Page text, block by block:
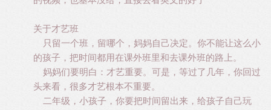
关于才艺班
只留一个班，留哪个，妈妈自己决定。你不能让这么小
的孩子，把时间都用在课外班里和去课外班的路上。
妈妈们要明白：才艺重要。可是，等过了几年，你回过
头来看，很多才艺根本不重要。
二年级，小孩子，你要把时间留出来，给孩子自己玩